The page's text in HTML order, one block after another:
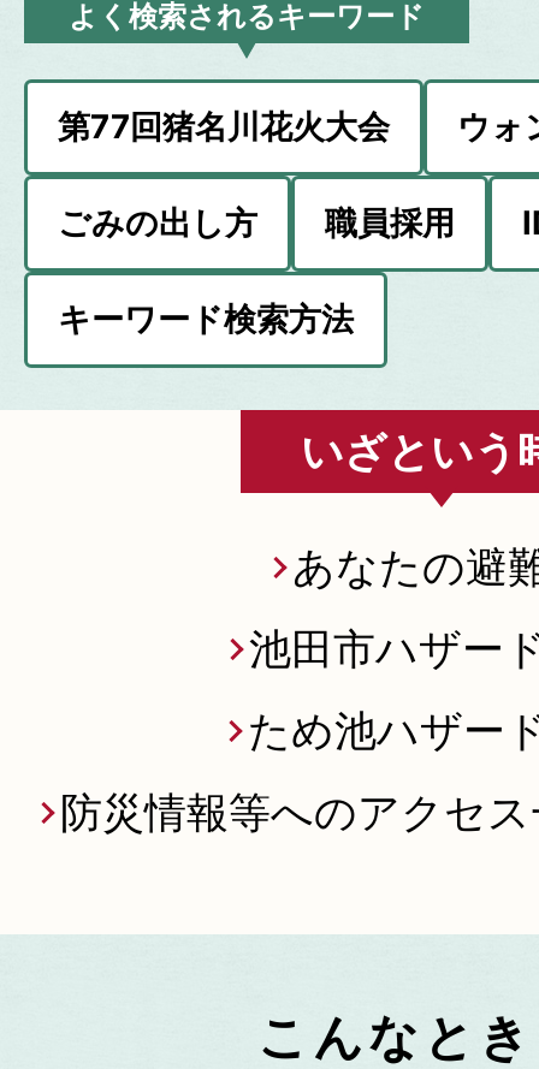
よく検索されるキーワード
第77回猪名川花火大会 ウォ
ごみの出し方 職員採用
キーワード検索方法
いざという
あなたの避
池田市ハザー
ため池ハザー
防災情報等へのアクセ
こんなと